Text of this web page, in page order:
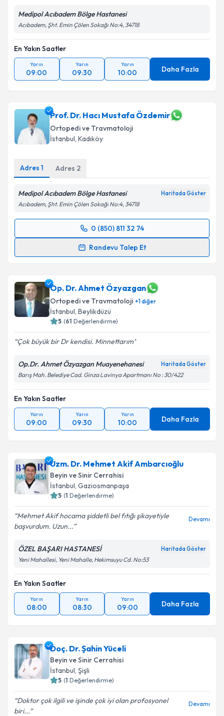
Medipol Acıbadem Bölge Hastanesi
Acıbadem, Şht. Emin Çölen Sokağı No:4, 34718
En Yakın Saatler
Yarın
09:00
Yarın
09:30
Yarın
10:00 Daha Fazla
Prof. Dr. Hacı Mustafa Özdemir
Ortopedi ve Travmatoloji
İstanbul, Kadıköy
Adres 1 Adres 2
Medipol Acıbadem Bölge Hastanesi Haritada Göster
Acıbadem, Şht. Emin Çölen Sokağı No:4, 34718
0 (850) 811 32 74
Randevu Talep Et
Randevu Takvimi Talebi
almanız için bir takvim hazırlandığında e-posta ile
bilgilendireceğiz.
E-posta Adresiniz
Kişisel verilerimin işlenmesine ilişkin
Aydınlatma
Metni'ni okudum ve kişisel verilerimin belirtilen
Takvim Talebini Gönder
Op. Dr. Ahmet Özyazgan
Ortopedi ve Travmatoloji +1diğer
İstanbul, Beylikdüzü
5 (61 Değerlendirme)
Çok büyük bir Dr kendisi. Minnettarım
Op.Dr. Ahmet Özyazgan Muayenehanesi Haritada Göster
Barış Mah. Belediye Cad. Ginza Lavinya Apartmanı No : 30/422
En Yakın Saatler
Yarın
09:00
Yarın
09:30
Yarın
10:00 Daha Fazla
Uzm. Dr. Mehmet Akif Ambarcıoğlu
Beyin ve Sinir Cerrahisi
İstanbul, Gaziosmanpaşa
5 (1 Değerlendirme)
Mehmet Akif hocama şiddetli bel fıtığı şikayetiyle
başvurdum. Uzun...
Devamı
ÖZEL BAŞARI HASTANESİ Haritada Göster
Yeni Mahallesi, Yeni Mahalle, Hekimsuyu Cd. No:53
En Yakın Saatler
Yarın
08:00
Yarın
08:30
Yarın
09:00 Daha Fazla
Doç. Dr. Şahin Yüceli
Beyin ve Sinir Cerrahisi
İstanbul, Şişli
5 (1 Değerlendirme)
Doktor çok ilgili ve işinde çok iyi olan profosyonel
biri...
Devamı